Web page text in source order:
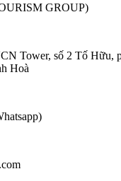
GROUP)
Tower, số 2 Tố Hữu,
Hoà